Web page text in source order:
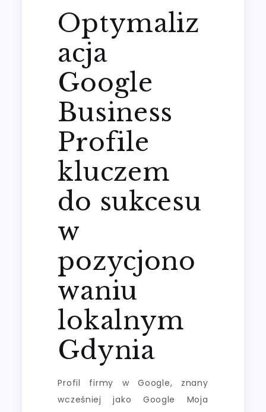
Optymaliz
acja
Google
Business
Profile
kluczem
do sukcesu
w
pozycjono
waniu
lokalnym
Gdynia
Profil firmy w Google, znany
wcześniej jako Google Moja